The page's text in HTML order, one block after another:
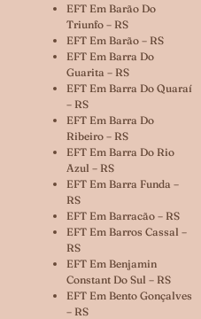
EFT Em Barão Do
Triunfo – RS
EFT Em Barão – RS
EFT Em Barra Do
Guarita – RS
EFT Em Barra Do Quaraí
– RS
EFT Em Barra Do
Ribeiro – RS
EFT Em Barra Do Rio
Azul – RS
EFT Em Barra Funda –
RS
EFT Em Barracão – RS
EFT Em Barros Cassal –
RS
EFT Em Benjamin
Constant Do Sul – RS
EFT Em Bento Gonçalves
– RS